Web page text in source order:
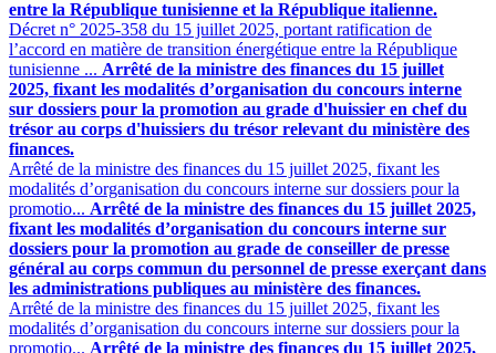
entre la République tunisienne et la République italienne.
Décret n° 2025-358 du 15 juillet 2025, portant ratification de
l’accord en matière de transition énergétique entre la République
tunisienne ... Arrêté de la ministre des finances du 15 juillet
2025, fixant les modalités d’organisation du concours interne
sur dossiers pour la promotion au grade d'huissier en chef du
trésor au corps d'huissiers du trésor relevant du ministère des
finances.
Arrêté de la ministre des finances du 15 juillet 2025, fixant les
modalités d’organisation du concours interne sur dossiers pour la
promotio... Arrêté de la ministre des finances du 15 juillet 2025,
fixant les modalités d’organisation du concours interne sur
dossiers pour la promotion au grade de conseiller de presse
général au corps commun du personnel de presse exerçant dans
les administrations publiques au ministère des finances.
Arrêté de la ministre des finances du 15 juillet 2025, fixant les
modalités d’organisation du concours interne sur dossiers pour la
promotio... Arrêté de la ministre des finances du 15 juillet 2025,